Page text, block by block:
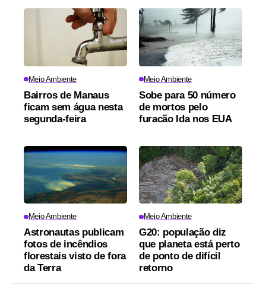
Meio Ambiente
Bairros de Manaus
ficam sem água nesta
segunda-feira
Meio Ambiente
Sobe para 50 número
de mortos pelo
furacão Ida nos EUA
Meio Ambiente
Astronautas publicam
fotos de incêndios
florestais visto de fora
da Terra
Meio Ambiente
G20: população diz
que planeta está perto
de ponto de difícil
retorno